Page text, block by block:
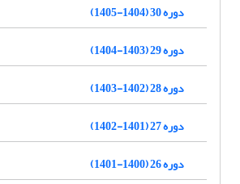
دوره 30 (1404-1405)
دوره 29 (1403-1404)
دوره 28 (1402-1403)
دوره 27 (1401-1402)
دوره 26 (1400-1401)